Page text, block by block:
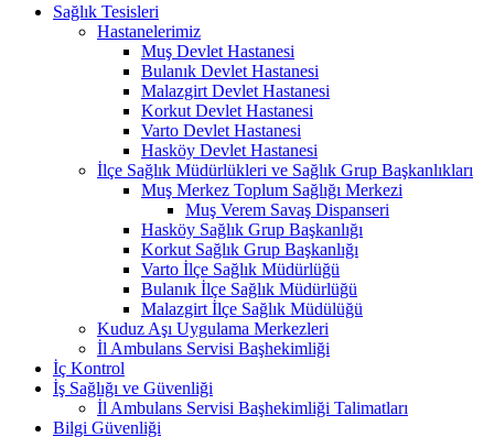
Sağlık Tesisleri
Hastanelerimiz
Muş Devlet Hastanesi
Bulanık Devlet Hastanesi
Malazgirt Devlet Hastanesi
Korkut Devlet Hastanesi
Varto Devlet Hastanesi
Hasköy Devlet Hastanesi
İlçe Sağlık Müdürlükleri ve Sağlık Grup Başkanlıkları
Muş Merkez Toplum Sağlığı Merkezi
Muş Verem Savaş Dispanseri
Hasköy Sağlık Grup Başkanlığı
Korkut Sağlık Grup Başkanlığı
Varto İlçe Sağlık Müdürlüğü
Bulanık İlçe Sağlık Müdürlüğü
Malazgirt İlçe Sağlık Müdülüğü
Kuduz Aşı Uygulama Merkezleri
İl Ambulans Servisi Başhekimliği
İç Kontrol
İş Sağlığı ve Güvenliği
İl Ambulans Servisi Başhekimliği Talimatları
Bilgi Güvenliği